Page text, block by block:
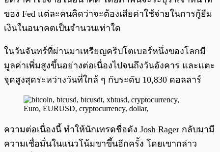
ของ Fed แต่ละคนคิดว่าจะต้องเสียค่าใช้จ่ายในการกู้ยืม
เงินในอนาคตเป็นจำนวนเท่าใด
ในวันจันทร์ที่ผ่านมาเหรียญคริปโตเบอร์หนึ่งของโลกมี
มูลค่าเพิ่มสูงขึ้นอย่างต่อเนื่องไปจนถึงวันอังคาร และแตะ
จุดสูงสุดระหว่างวันที่ใกล้ ๆ กับระดับ 10,830 ดอลลาร์
ความต่อเนื่องนี้ ทำให้นักเทรดชื่อดัง Josh Rager กลับมามี
ความเชื่อมั่นในแนวโน้มขาขึ้นอีกครั้ง โดยเขากล่าว